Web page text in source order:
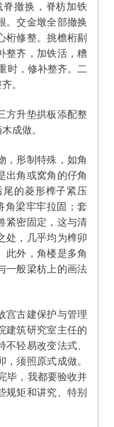
撤换，脊枋加铁
。交金墩全部撤换
桁修整。挑檐桁剔
整齐，加铁活，糟
时，修补整齐。二
。
升垫拱板添配整
成做。
形制特殊，如角
出角或窝角的仔角
的菱形榫子紧压
角梁牢牢拉固；套
紧密固定，这与清
处，几乎均为榫卯
此外，角楼是多角
一般梁枋上的画法
古建保护与管理
建筑研究室主任的
轻易改变法式、
须照原式成做。
毕，我都要验收并
规矩和讲究、特别